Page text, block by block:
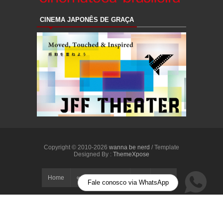
Fale conosco via WhatsApp
CINEMA JAPONÊS DE GRAÇA
Copyright © 2010-2026 wanna be nerd / Template
Designed By : ThemeXpose
Home ∞ Unbreakable ∞